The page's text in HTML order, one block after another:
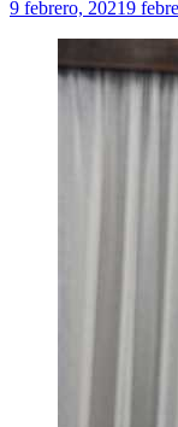
9 febrero, 20219